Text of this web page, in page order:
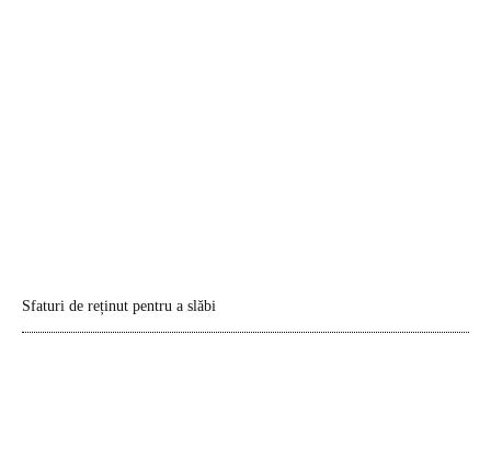
Sfaturi de reținut pentru a slăbi